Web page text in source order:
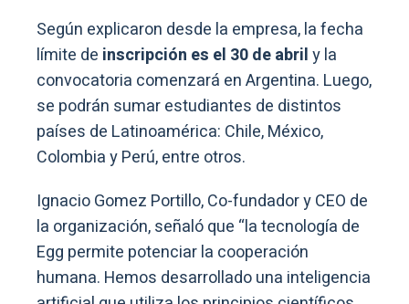
Según explicaron desde la empresa, la fecha
límite de inscripción es el 30 de abrily la
convocatoria comenzará en Argentina. Luego,
se podrán sumar estudiantes de distintos
países de Latinoamérica: Chile, México,
Colombia y Perú, entre otros.
Ignacio Gomez Portillo, Co-fundador y CEO de
la organización, señaló que “la tecnología de
Egg permite potenciar la cooperación
humana. Hemos desarrollado una inteligencia